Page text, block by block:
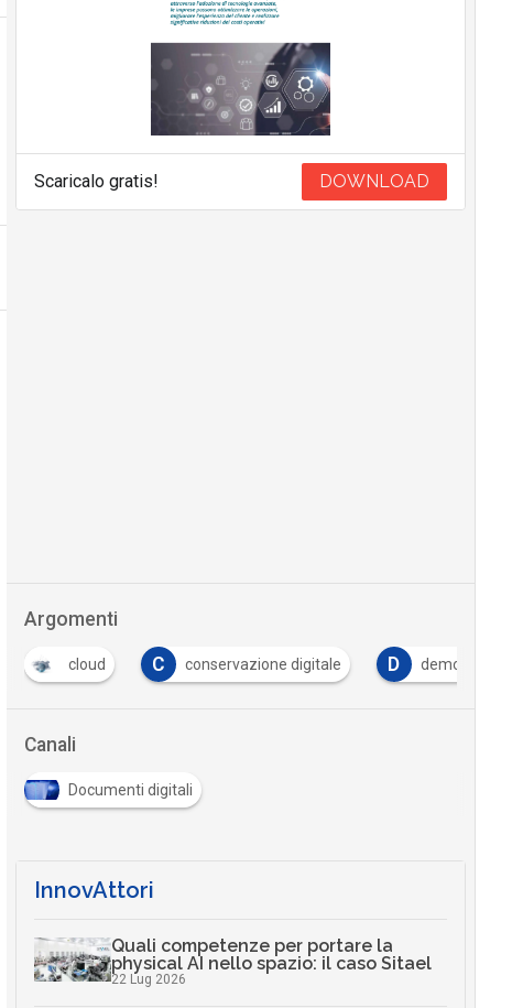
Scaricalo gratis! DOWNLOAD
Argomenti
cloud C conservazione digitale D democrazia
Canali
Documenti digitali
InnovAttori
Quali competenze per portare la
physical AI nello spazio: il caso Sitael
22 Lug 2026